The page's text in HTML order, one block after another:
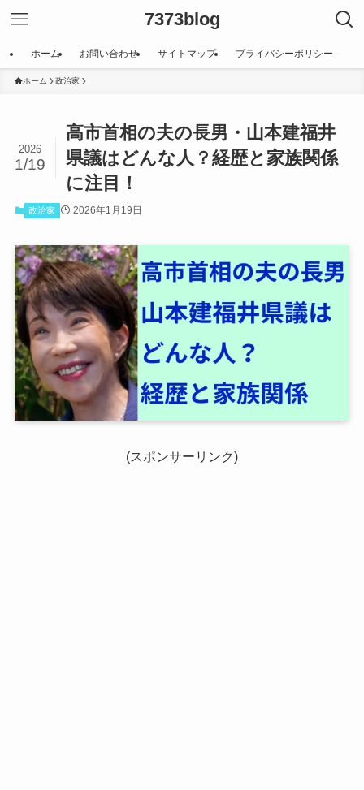
7373blog
ホーム お問い合わせ サイトマップ プライバシーポリシー
ホーム 政治家
高市首相の夫の長男・山本建福井
県議はどんな人？経歴と家族関係
に注目！
2026
1/19
政治家 2026年1月19日
(スポンサーリンク)